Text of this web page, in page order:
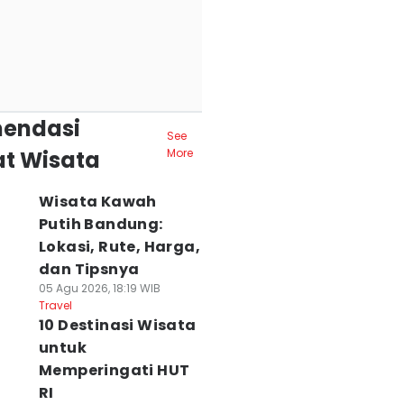
Wisata
See
More
Wisata Kawah
Putih Bandung:
Lokasi, Rute, Harga,
dan Tipsnya
05 Agu 2026, 18:19 WIB
Travel
10 Destinasi Wisata
untuk
Memperingati HUT
RI